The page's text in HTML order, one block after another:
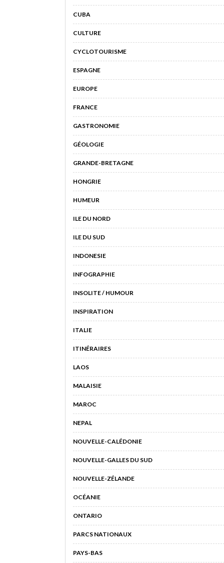
CUBA
CULTURE
CYCLOTOURISME
ESPAGNE
EUROPE
FRANCE
GASTRONOMIE
GÉOLOGIE
GRANDE-BRETAGNE
HONGRIE
HUMEUR
ILE DU NORD
ILE DU SUD
INDONESIE
INFOGRAPHIE
INSOLITE / HUMOUR
INSPIRATION
ITALIE
ITINÉRAIRES
LAOS
MALAISIE
MAROC
NEPAL
NOUVELLE-CALÉDONIE
NOUVELLE-GALLES DU SUD
NOUVELLE-ZÉLANDE
OCÉANIE
ONTARIO
PARCS NATIONAUX
PAYS-BAS